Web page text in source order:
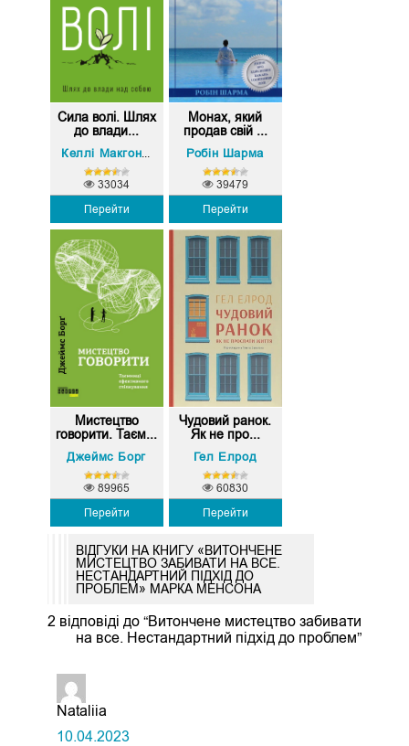
Сила волі. Шлях
до влади...
Перейти
33034
Монах, який
продав свій ...
Робін Шарма
Перейти
39479
Мистецтво
говорити. Таєм...
Джеймс Борг
Перейти
89965
Чудовий ранок.
Як не про...
Гел Елрод
Перейти
60830
ВІДГУКИ НА КНИГУ «ВИТОНЧЕНЕ
МИСТЕЦТВО ЗАБИВАТИ НА ВСЕ.
НЕСТАНДАРТНИЙ ПІДХІД ДО
ПРОБЛЕМ» МАРКА МЕНСОНА
2 відповіді до “Витончене мистецтво забивати
на все. Нестандартний підхід до проблем”
Nataliia
10.04.2023